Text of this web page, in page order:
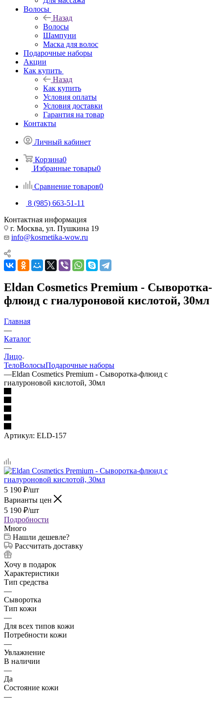
Волосы
Назад
Волосы
Шампуни
Маска для волос
Подарочные наборы
Акции
Как купить
Назад
Как купить
Условия оплаты
Условия доставки
Гарантия на товар
Контакты
Личный кабинет
Корзина0
Избранные товары0
Сравнение товаров0
8 (985) 663-51-11
Контактная информация
г. Москва, ул. Пушкина 19
info@kosmetika-wow.ru
Eldan Cosmetics Premium - Сыворотка-
флюид с гиалуроновой кислотой, 30мл
Главная
—
Каталог
—
Лицо
ТелоВолосыПодарочные наборы
—Eldan Cosmetics Premium - Сыворотка-флюид с
гиалуроновой кислотой, 30мл
Артикул: ELD-157
5 190 ₽/шт
Варианты цен
5 190 ₽/шт
Подробности
Много
Нашли дешевле?
Рассчитать доставку
Хочу в подарок
Характеристики
Тип средства
—
Сыворотка
Тип кожи
—
Для всех типов кожи
Потребности кожи
—
Увлажнение
В наличии
—
Да
Состояние кожи
—